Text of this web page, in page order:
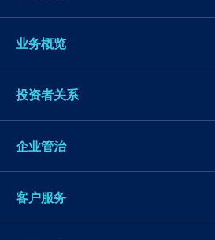
业务概览
投资者关系
企业管治
客户服务